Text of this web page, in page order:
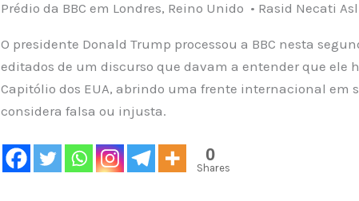
Prédio da BBC em Londres, Reino Unido • Rasid Necati
O presidente Donald Trump processou a BBC nesta
editados de um discurso que davam a entender que ele
Capitólio dos EUA, abrindo uma frente internacional
considera falsa ou injusta.
0
Shares